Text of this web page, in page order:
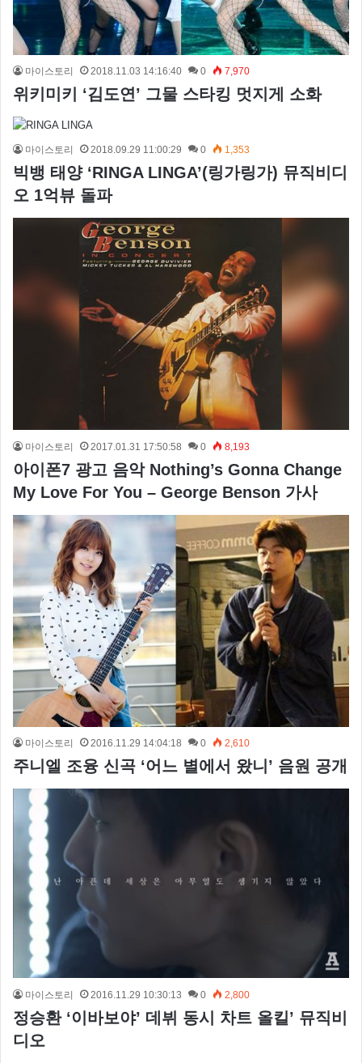
마이스토리 2018.11.03 14:16:40 0 7,970
위키미키 ‘김도연’ 그물 스타킹 멋지게 소화
마이스토리 2018.09.29 11:00:29 0 1,353
빅뱅 태양 ‘RINGA LINGA’(링가링가) 뮤직비디
오 1억뷰 돌파
마이스토리 2017.01.31 17:50:58 0 8,193
아이폰7 광고 음악 Nothing’s Gonna Change
My Love For You – George Benson 가사
마이스토리 2016.11.29 14:04:18 0 2,610
주니엘 조융 신곡 ‘어느 별에서 왔니’ 음원 공개
마이스토리 2016.11.29 10:30:13 0 2,800
정승환 ‘이바보야’ 데뷔 동시 차트 올킬’ 뮤직비
디오